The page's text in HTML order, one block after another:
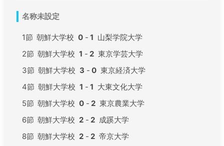
名称未設定
1節 朝鮮大学校 0 - 1 山梨学院大学
2節 朝鮮大学校 1 - 2 東京学芸大学
3節 朝鮮大学校 3 - 0 東京経済大学
4節 朝鮮大学校 1 - 1 大東文化大学
5節 朝鮮大学校 0 - 2 東京農業大学
6節 朝鮮大学校 2 - 2 成蹊大学
8節 朝鮮大学校 2 - 2 帝京大学